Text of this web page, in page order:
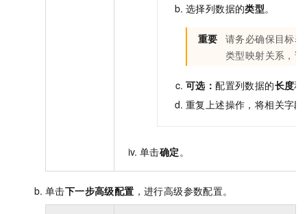
选择列数据的类型。
重要 请务必确保目标
类型映射关系，请
可选：配置列数据的长度和
重复上述操作，将相关字
单击确定 。
单击下一步高级配置 ，进行高级参数配置。